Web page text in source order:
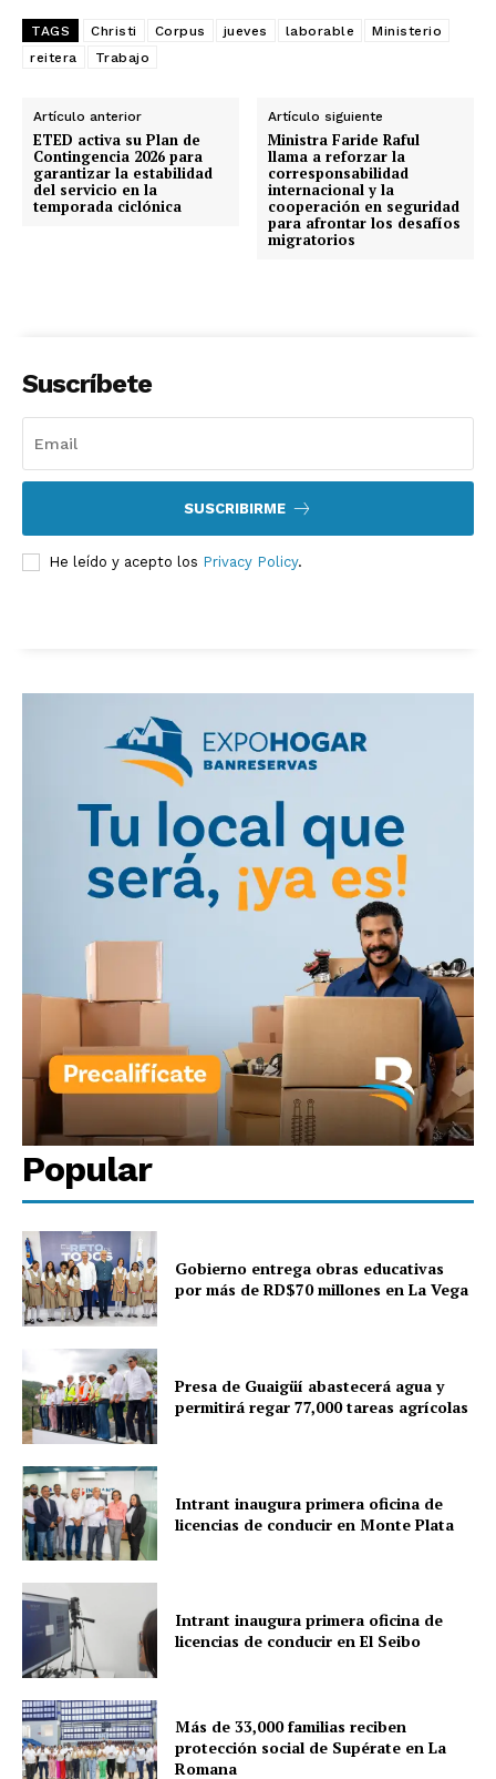
TAGS Christi Corpus jueves laborable
Ministerio
reitera
Trabajo
Artículo anterior
ETED activa su Plan de
Contingencia 2026 para
garantizar la estabilidad
del servicio en la
temporada ciclónica
Artículo siguiente
Ministra Faride Raful
llama a reforzar la
corresponsabilidad
internacional y la
cooperación en seguridad
para afrontar los desafíos
migratorios
Suscríbete
SUSCRIBIRME
He leído y acepto los Privacy Policy.
Popular
Gobierno entrega obras educativas
por más de RD$70 millones en La Vega
Presa de Guaigüí abastecerá agua y
permitirá regar 77,000 tareas agrícolas
Intrant inaugura primera oficina de
licencias de conducir en Monte Plata
Intrant inaugura primera oficina de
licencias de conducir en El Seibo
Más de 33,000 familias reciben
protección social de Supérate en La
Romana